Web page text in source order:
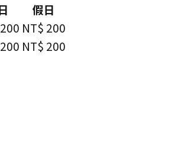
假日
NT$ 200
NT$ 200